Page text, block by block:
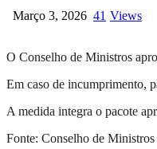
Março 3, 2026 41 Views
O Conselho de Ministros
Em caso de incumprimento,
A medida integra o pacote
Fonte: Conselho de Ministros